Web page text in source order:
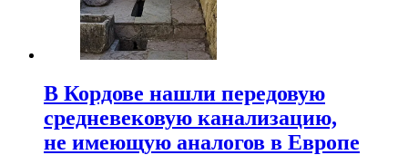
В Кордове нашли передовую
средневековую канализацию,
не имеющую аналогов в Европе